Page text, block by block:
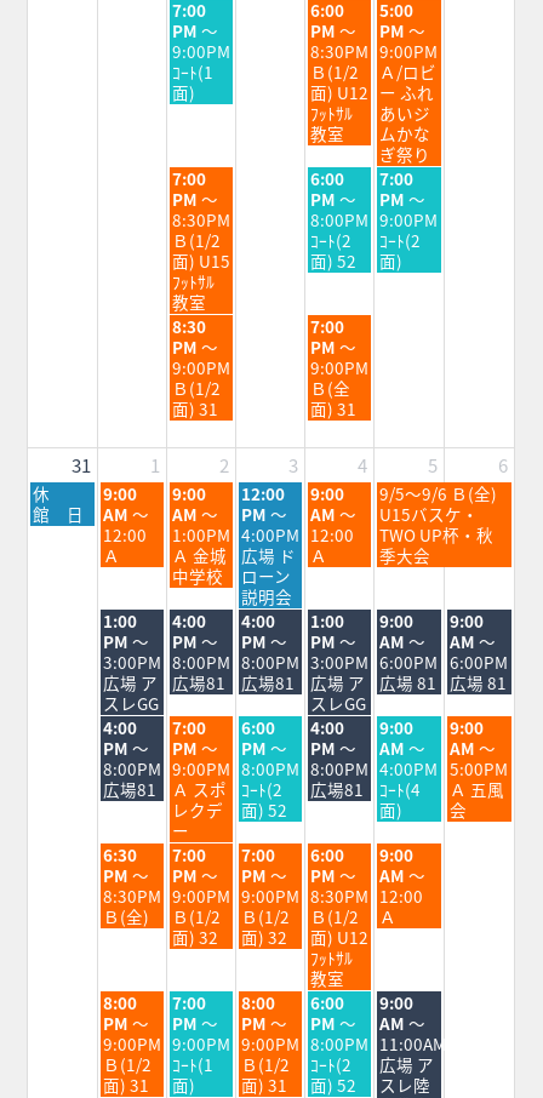
2026
2026
2026
水
曜
日,
8
月
26th
7:00
PM ～
9:00PM
ｺｰﾄ(1
面)
金
曜
日,
8
月
28th
2026
6:00
PM ～
8:30PM
Ｂ(1/2
面) U12
ﾌｯﾄｻﾙ
教室
土
曜
日,
8
月
29th
2026
5:00
PM ～
9:00PM
Ａ/ロビ
ー ふれ
あいジ
ムかな
ぎ祭り
水
曜
日,
8
月
26th
2026
7:00
PM ～
8:30PM
Ｂ(1/2
面) U15
ﾌｯﾄｻﾙ
教室
金
曜
日,
8
月
28th
6:00
PM ～
8:00PM
ｺｰﾄ(2
面) 52
土
曜
日,
8
月
29th
7:00
PM ～
9:00PM
ｺｰﾄ(2
面)
水
曜
日,
8
月
26th
2026
8:30
PM ～
9:00PM
Ｂ(1/2
面) 31
金
曜
日,
8
月
28th
2026
7:00
PM ～
9:00PM
Ｂ(全
面) 31
31 1 2 3 4 5 6
月
曜
日,
休
館 日
火
曜
日,
9
月
2026
9:00
AM ～
12:00
Ａ
水
曜
日,
9
月
2nd
2026
9:00
AM ～
1:00PM
Ａ 金城
中学校
木
曜
日,
9
月
3rd
2026
12:00
PM ～
4:00PM
広場 ド
ローン
説明会
金
曜
日,
9
月
2026
9:00
AM ～
12:00
Ａ
土
曜
日,
9
月
2026
9/5～9/6 Ｂ(全)
U15バスケ・
TWO UP杯・秋
季大会
火
曜
日,
9
月
1st
2026
1:00
PM ～
3:00PM
広場 ア
スレGG
水
曜
日,
9
月
2nd
2026
4:00
PM ～
8:00PM
広場81
木
曜
日,
9
月
3rd
2026
4:00
PM ～
8:00PM
広場81
金
曜
日,
9
月
4th
2026
1:00
PM ～
3:00PM
広場 ア
スレGG
土
曜
日,
9
月
5th
2026
9:00
AM ～
6:00PM
広場 81
日
曜
日,
9
月
6th
2026
9:00
AM ～
6:00PM
広場 81
火
曜
日,
9
月
2026
4:00
PM ～
8:00PM
広場81
水
曜
日,
9
月
2nd
2026
7:00
PM ～
9:00PM
Ａ スポ
レクデ
ー
木
曜
日,
9
月
3rd
2026
6:00
PM ～
8:00PM
ｺｰﾄ(2
面) 52
金
曜
日,
9
月
2026
4:00
PM ～
8:00PM
広場81
土
曜
日,
9
月
5th
2026
9:00
AM ～
4:00PM
ｺｰﾄ(4
面)
日
曜
日,
9
月
6th
9:00
AM ～
5:00PM
Ａ 五風
会
火
曜
日,
9
月
6:30
PM ～
8:30PM
Ｂ(全)
水
曜
日,
9
月
2nd
7:00
PM ～
9:00PM
Ｂ(1/2
面) 32
木
曜
日,
9
月
3rd
7:00
PM ～
9:00PM
Ｂ(1/2
面) 32
金
曜
日,
9
月
4th
2026
6:00
PM ～
8:30PM
Ｂ(1/2
面) U12
ﾌｯﾄｻﾙ
教室
土
曜
日,
9
月
9:00
AM ～
12:00
Ａ
火
曜
日,
9
月
8:00
PM ～
9:00PM
Ｂ(1/2
面) 31
水
曜
日,
9
月
7:00
PM ～
9:00PM
ｺｰﾄ(1
面)
木
曜
日,
9
月
8:00
PM ～
9:00PM
Ｂ(1/2
面) 31
金
曜
日,
9
月
6:00
PM ～
8:00PM
ｺｰﾄ(2
面) 52
土
曜
日,
9
月
9:00
AM ～
11:00AM
広場 ア
スレ陸